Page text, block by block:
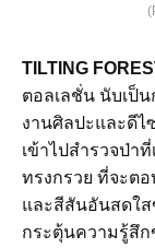
TILTING
ตอลเลชั่น นับเป็
งานศิลปะและดีไ
เข้าไปสำรวจป่า
ทรงกรวย ที่จะต
และสีสันอันสดใส
กระตุ้นความรู้สึ